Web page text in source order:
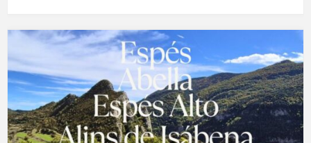
2492
desde
Selvaplana"